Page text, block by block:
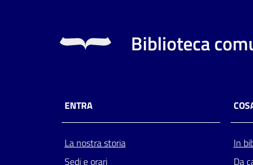
Biblioteca
ENTRA
La nostra storia
Sedi e orari
In
Da